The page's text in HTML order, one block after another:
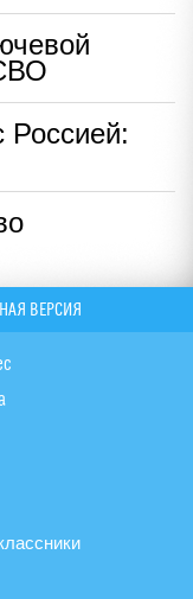
ВЕРСИЯ